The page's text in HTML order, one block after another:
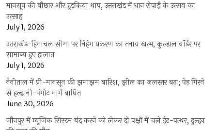
मानसून की बौछार और हुड़किया थाप, उत्तराखंड में धान रोपाई के उत्सव का
उत्साह
July 1, 2026
उत्तराखंड-हिमाचल सीमा पर निहंग प्रकरण का तनाव खत्म, कुल्हाल बॉर्डर पर
सामान्य हुए हालात
July 1, 2026
नैनीताल में प्री-मानसून की झमाझम बारिश, झील का जलस्तर बढ़ा; पेड़ गिरने
से हल्द्वानी-पंगोट मार्ग बाधित
June 30, 2026
जौनपुर में म्यूजिक सिस्टम बंद करने को लेकर दो पक्षों में चले ईंट-पत्थर, दुल्हन